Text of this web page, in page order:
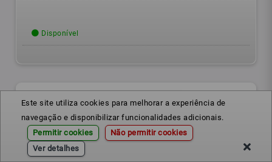
Este site utiliza cookies para melhorar a experiência de
navegação e disponibilizar funcionalidades adicionais.
Permitir cookies
Não permitir cookies
Ver detalhes
Disponível